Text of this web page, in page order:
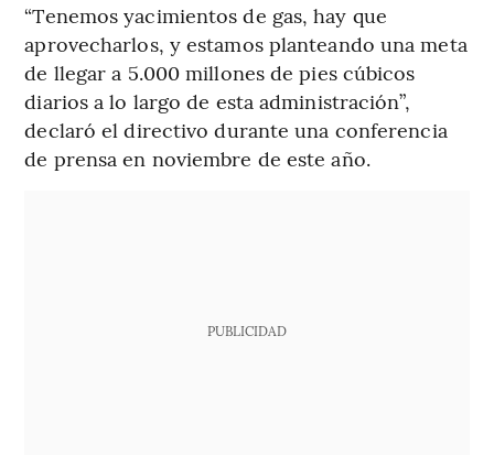
“Tenemos yacimientos de gas, hay que
aprovecharlos, y estamos planteando una meta
de llegar a 5.000 millones de pies cúbicos
diarios a lo largo de esta administración”,
declaró el directivo durante una conferencia
de prensa en noviembre de este año.
PUBLICIDAD